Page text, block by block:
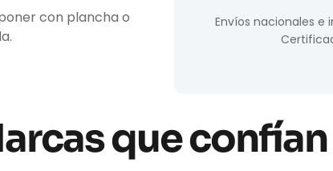
con plancha o
Envíos nacionales e
que